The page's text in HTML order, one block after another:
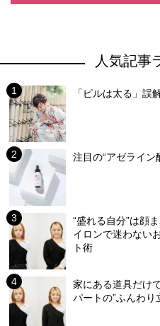
人気記事
「ピルは太る」誤
注目の“アゼライン
“盛れる自分”は顔
イロンで迷わない
ト術
家にある道具だけ
パートの”ふんわり